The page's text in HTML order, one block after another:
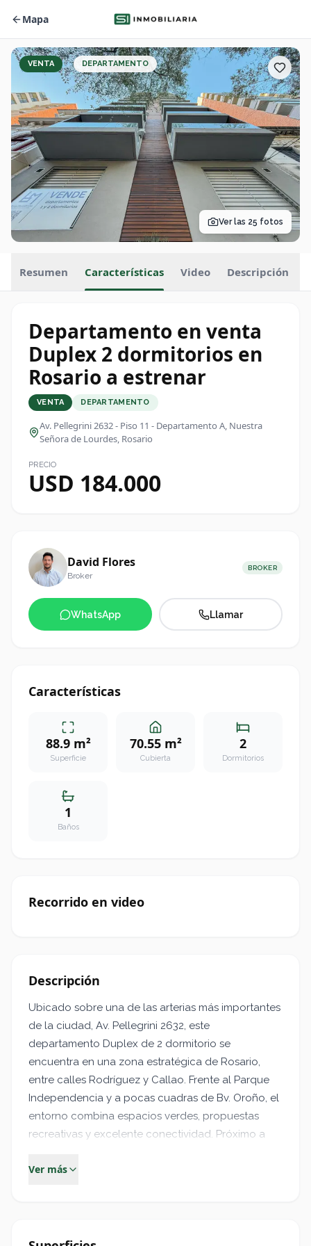
Mapa
VENTA DEPARTAMENTO
Ver las 25 fotos
Resumen Características Video Descripción
Departamento en venta
Duplex 2 dormitorios en
Rosario a estrenar
VENTA DEPARTAMENTO
Av. Pellegrini 2632 - Piso 11 - Departamento A, Nuestra
Señora de Lourdes, Rosario
PRECIO
USD 184.000
David Flores
Broker
BROKER
WhatsApp Llamar
Características
88.9 m²
Superficie
70.55 m²
Cubierta
2
Dormitorios
1
Baños
Recorrido en video
Descripción
Ubicado sobre una de las arterias más importantes
de la ciudad, Av. Pellegrini 2632, este
departamento Duplex de 2 dormitorio se
encuentra en una zona estratégica de Rosario,
entre calles Rodríguez y Callao. Frente al Parque
Independencia y a pocas cuadras de Bv. Oroño, el
entorno combina espacios verdes, propuestas
recreativas y excelente conectividad. Próximo a
Interamericana (UAI), Universidad Católica
Ver más